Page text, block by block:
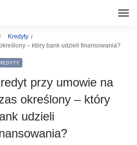
Kredyty
– który bank udzieli finansowania?
przy umowie na
określony – który
udzieli